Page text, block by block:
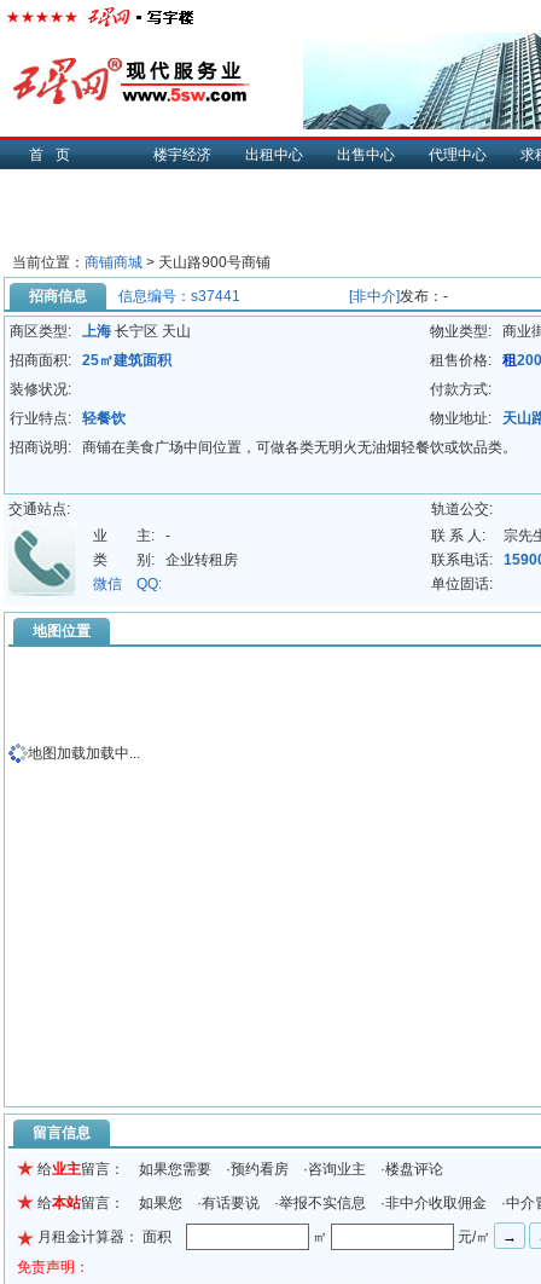
首页 楼宇经济 出租中心 出售中心 代理中心 求
当前位置： 商铺商城 > 天山路900号商铺
招商信息
信息编号：s37441 [非中介]发布：-
商区类型: 上海 长宁区 天山 物业类型:
商业
招商面积:
25㎡建筑面积 租售价格: 租
装修状况:
付款方式:
行业特点:
轻餐饮 物业地址:
天山
招商说明:
商铺在美食广场中间位置，可做各类无明火无油烟轻餐饮或饮品类。
交通站点:
轨道公交:
业 主:
- 联 系 人:
宗先
类 别:
企业转租房 联系电话:
微信 QQ:
单位固话:
地图位置
地图加载加载中...
留言信息
给业主留言： 如果您需要 ·预约看房 ·咨询业主 ·楼盘评论
给本站留言： 如果您 ·有话要说 ·举报不实信息 ·非中介收取佣金 ·中介
月租金计算器： 面积
㎡
元/㎡
免责声明：